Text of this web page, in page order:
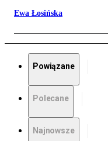
Ewa Łosińska
Powiązane
Polecane
Najnowsze